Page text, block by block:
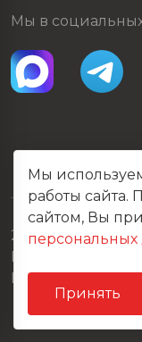
Мы в социальных
2026 © Все
Политика
Карта сайта
Мы
работы сайта.
сайтом, Вы
Принять